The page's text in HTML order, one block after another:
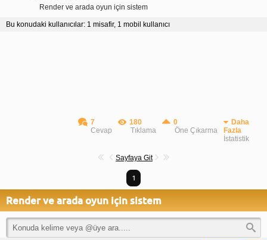
Render ve arada oyun için sistem
Bu konudaki kullanıcılar: 1 misafir, 1 mobil kullanıcı
7
Cevap
180
Tıklama
0
Öne Çıkarma
Daha
Fazla
İstatistik
Sayfaya Git
1
Render ve arada oyun için sistem